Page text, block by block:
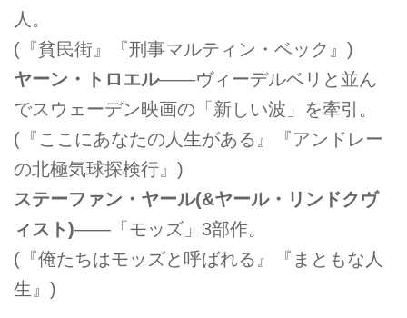
人。
(『貧民街』『刑事マルティン・ベック』)
ヤーン・トロエル――ヴィーデルベリと並ん
でスウェーデン映画の「新しい波」を牽引。
(『ここにあなたの人生がある』『アンドレー
の北極気球探検行』)
ステーファン・ヤール(&ヤール・リンドクヴ
ィスト)――「モッズ」3部作。
(『俺たちはモッズと呼ばれる』『まともな人
生』)